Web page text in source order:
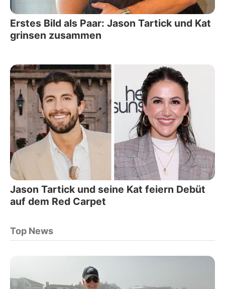
Erstes Bild als Paar: Jason Tartick und Kat
grinsen zusammen
Jason Tartick und seine Kat feiern Debüt
auf dem Red Carpet
Top News